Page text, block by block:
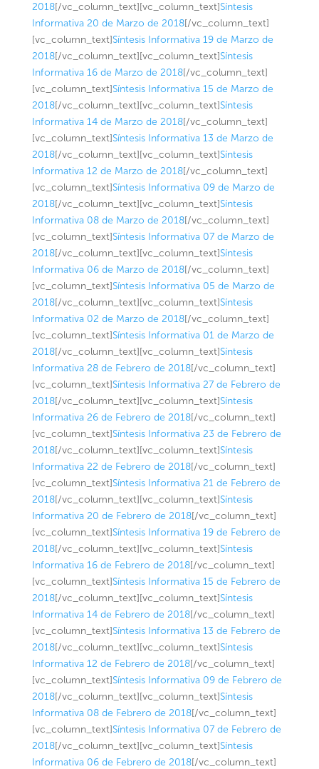
2018[/vc_column_text][vc_column_text]Síntesis
Informativa 20 de Marzo de 2018[/vc_column_text]
[vc_column_text]Síntesis Informativa 19 de Marzo de
2018[/vc_column_text][vc_column_text]Síntesis
Informativa 16 de Marzo de 2018[/vc_column_text]
[vc_column_text]Síntesis Informativa 15 de Marzo de
2018[/vc_column_text][vc_column_text]Síntesis
Informativa 14 de Marzo de 2018[/vc_column_text]
[vc_column_text]Síntesis Informativa 13 de Marzo de
2018[/vc_column_text][vc_column_text]Síntesis
Informativa 12 de Marzo de 2018[/vc_column_text]
[vc_column_text]Síntesis Informativa 09 de Marzo de
2018[/vc_column_text][vc_column_text]Síntesis
Informativa 08 de Marzo de 2018[/vc_column_text]
[vc_column_text]Síntesis Informativa 07 de Marzo de
2018[/vc_column_text][vc_column_text]Síntesis
Informativa 06 de Marzo de 2018[/vc_column_text]
[vc_column_text]Síntesis Informativa 05 de Marzo de
2018[/vc_column_text][vc_column_text]Síntesis
Informativa 02 de Marzo de 2018[/vc_column_text]
[vc_column_text]Síntesis Informativa 01 de Marzo de
2018[/vc_column_text][vc_column_text]Síntesis
Informativa 28 de Febrero de 2018[/vc_column_text]
[vc_column_text]Síntesis Informativa 27 de Febrero de
2018[/vc_column_text][vc_column_text]Síntesis
Informativa 26 de Febrero de 2018[/vc_column_text]
[vc_column_text]Síntesis Informativa 23 de Febrero de
2018[/vc_column_text][vc_column_text]Síntesis
Informativa 22 de Febrero de 2018[/vc_column_text]
[vc_column_text]Síntesis Informativa 21 de Febrero de
2018[/vc_column_text][vc_column_text]Síntesis
Informativa 20 de Febrero de 2018[/vc_column_text]
[vc_column_text]Síntesis Informativa 19 de Febrero de
2018[/vc_column_text][vc_column_text]Síntesis
Informativa 16 de Febrero de 2018[/vc_column_text]
[vc_column_text]Síntesis Informativa 15 de Febrero de
2018[/vc_column_text][vc_column_text]Síntesis
Informativa 14 de Febrero de 2018[/vc_column_text]
[vc_column_text]Síntesis Informativa 13 de Febrero de
2018[/vc_column_text][vc_column_text]Síntesis
Informativa 12 de Febrero de 2018[/vc_column_text]
[vc_column_text]Síntesis Informativa 09 de Febrero de
2018[/vc_column_text][vc_column_text]Síntesis
Informativa 08 de Febrero de 2018[/vc_column_text]
[vc_column_text]Síntesis Informativa 07 de Febrero de
2018[/vc_column_text][vc_column_text]Síntesis
Informativa 06 de Febrero de 2018[/vc_column_text]